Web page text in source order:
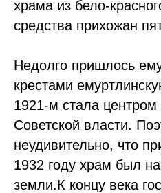
храма из бело-
средства прихожан
Недолго пришлось
крестами
1921-м стала
Советской власти.
неудивительно, что
1932 году храм был
земли.К концу века